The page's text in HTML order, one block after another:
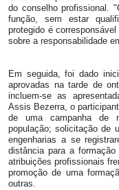
do conselho profissional.
função, sem estar
protegido é
sobre a responsabilidade
Em seguida, foi dado
aprovadas na tarde de
incluem-se as
Assis Bezerra, o
de uma campanha de
população; solicitação de
engenharias a se
distância para a
atribuições profissionais
promoção de uma
outras.